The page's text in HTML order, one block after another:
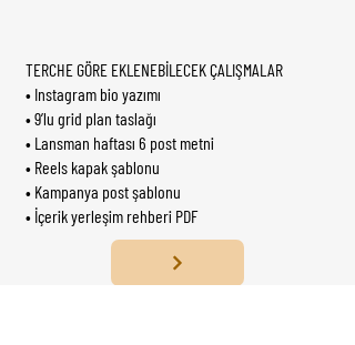
TERCHE GÖRE EKLENEBİLECEK ÇALIŞMALAR
• Instagram bio yazımı
• 9’lu grid plan taslağı
• Lansman haftası 6 post metni
• Reels kapak şablonu
• Kampanya post şablonu
• İçerik yerleşim rehberi PDF